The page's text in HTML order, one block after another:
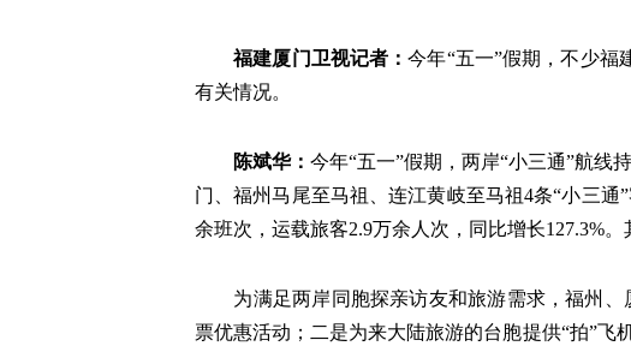
福建厦门卫视记者：今年“五一”假期，不少福
有关情况。
陈斌华： 今年“五一”假期，两岸“小三通”航线
门、福州马尾至马祖、连江黄岐至马祖4条“小三通
余班次，运载旅客2.9万余人次，同比增长127.3%。
为满足两岸同胞探亲访友和旅游需求，福州
票优惠活动；二是为来大陆旅游的台胞提供“拍”飞